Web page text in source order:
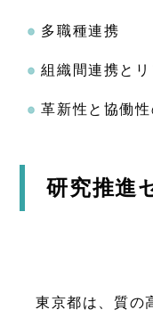
多職種連携
組織間連携と
革新性と協働性
研究推進
東京都は、質の